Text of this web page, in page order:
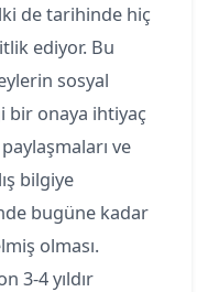
de tarihinde hiç
ediyor. Bu
sosyal
bir onaya ihtiyaç
ve
bilgiye
bugüne kadar
olması.
3-4 yıldır